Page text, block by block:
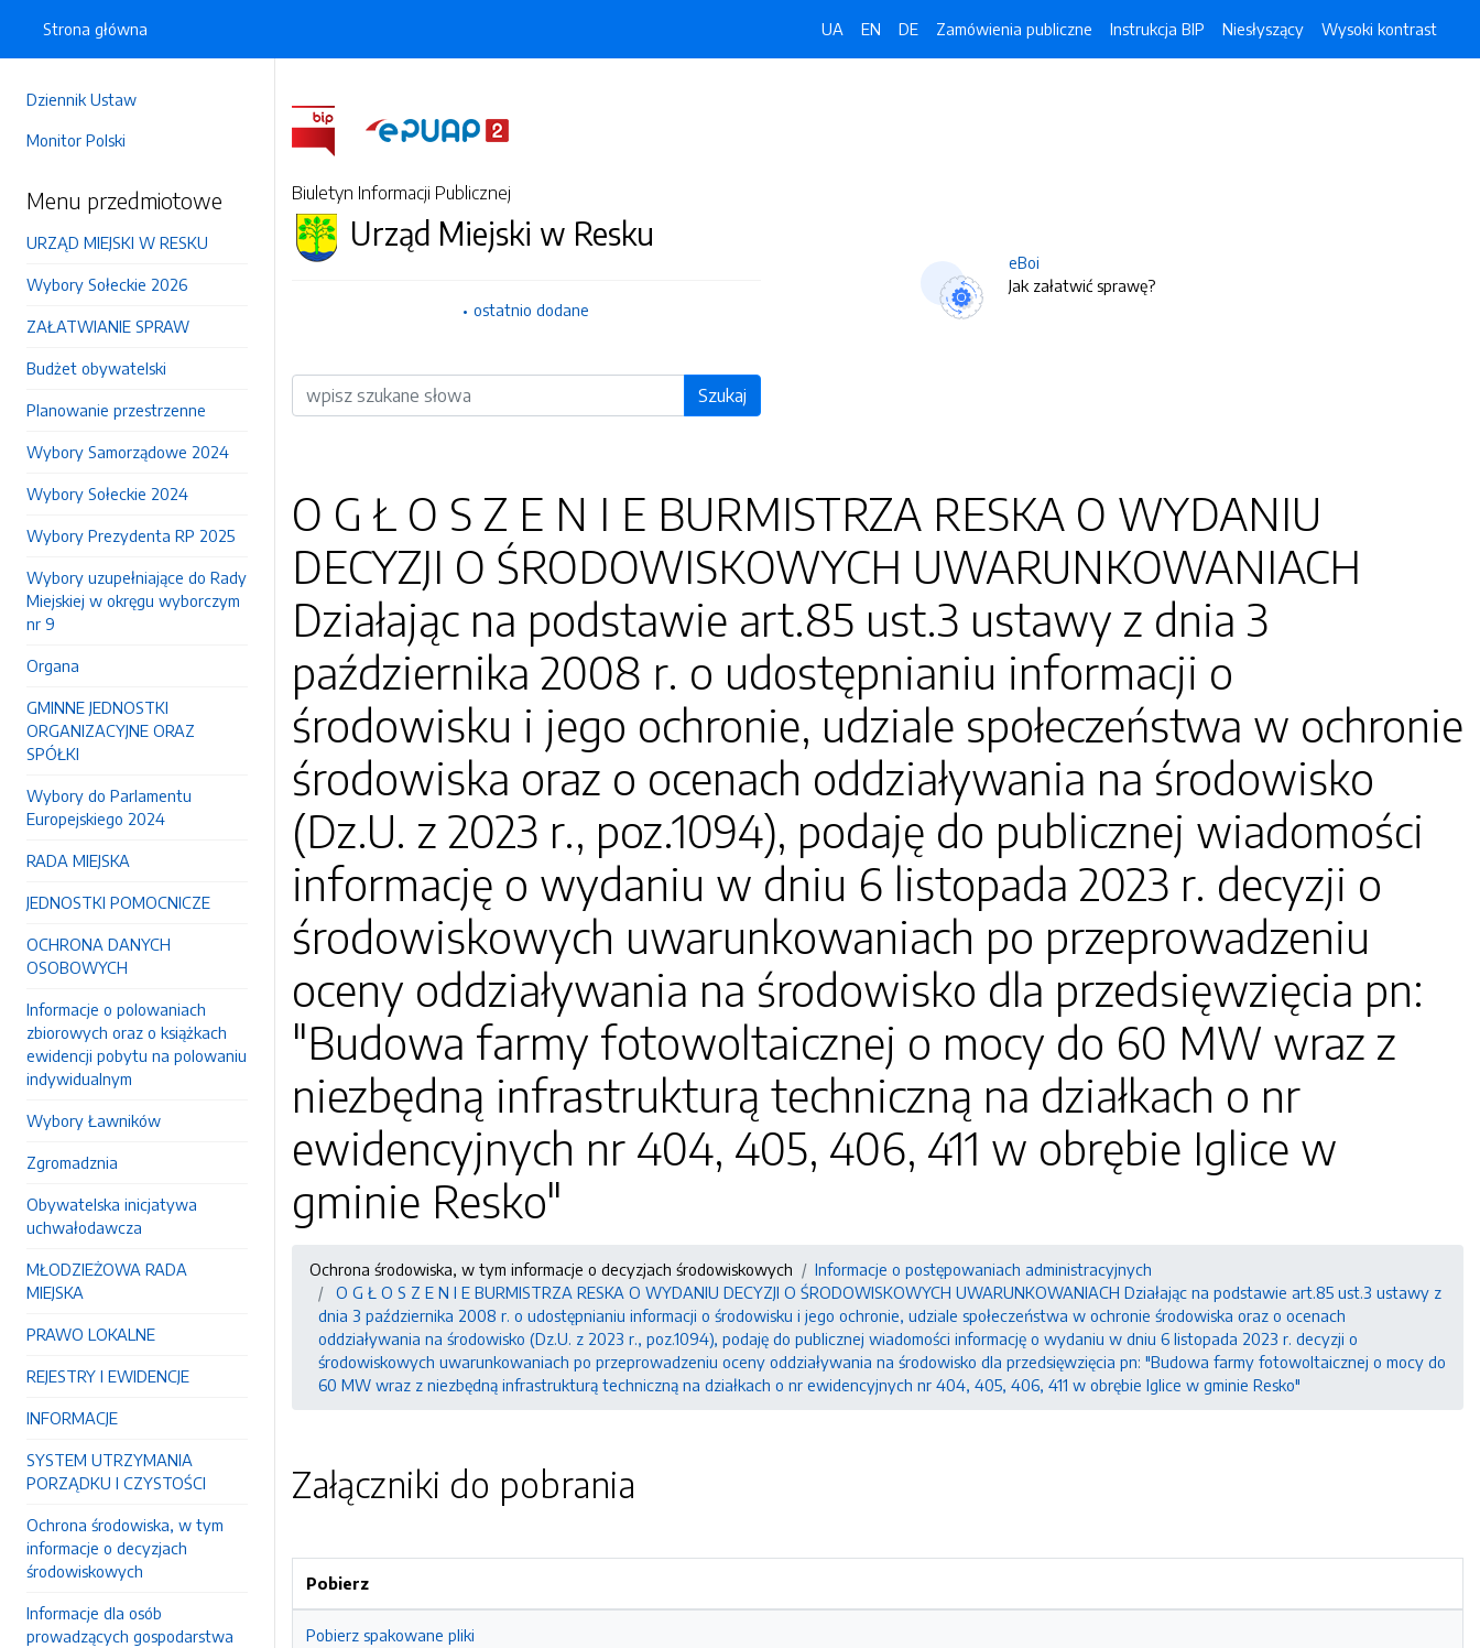
Dziennik Ustaw
Monitor Polski
Menu przedmiotowe
URZĄD MIEJSKI W RESKU
Wybory Sołeckie 2026
ZAŁATWIANIE SPRAW
Budżet obywatelski
Planowanie przestrzenne
Wybory Samorządowe 2024
Wybory Sołeckie 2024
Wybory Prezydenta RP 2025
Wybory uzupełniające do Rady
Miejskiej w okręgu wyborczym
nr 9
Organa
GMINNE JEDNOSTKI
ORGANIZACYJNE ORAZ
SPÓŁKI
Wybory do Parlamentu
Europejskiego 2024
RADA MIEJSKA
JEDNOSTKI POMOCNICZE
OCHRONA DANYCH
OSOBOWYCH
Informacje o polowaniach
zbiorowych oraz o książkach
ewidencji pobytu na polowaniu
indywidualnym
Wybory Ławników
Zgromadznia
Obywatelska inicjatywa
uchwałodawcza
MŁODZIEŻOWA RADA
MIEJSKA
PRAWO LOKALNE
REJESTRY I EWIDENCJE
INFORMACJE
SYSTEM UTRZYMANIA
PORZĄDKU I CZYSTOŚCI
Ochrona środowiska, w tym
informacje o decyzjach
środowiskowych
Informacje dla osób
prowadzących gospodarstwa
Strona główna UA EN DE Zamówienia publiczne Instrukcja BIP Niesłyszący Wysoki kontrast
Biuletyn Informacji Publicznej
Urząd Miejski w Resku
ostatnio dodane
Wyszukiwarka Szukaj
eBoi
Jak załatwić sprawę?
O G Ł O S Z E N I E BURMISTRZA RESKA O WYDANIU
DECYZJI O ŚRODOWISKOWYCH UWARUNKOWANIACH
Działając na podstawie art.85 ust.3 ustawy z dnia 3
października 2008 r. o udostępnianiu informacji o
środowisku i jego ochronie, udziale społeczeństwa w ochronie
środowiska oraz o ocenach oddziaływania na środowisko
(Dz.U. z 2023 r., poz.1094), podaję do publicznej wiadomości
informację o wydaniu w dniu 6 listopada 2023 r. decyzji o
środowiskowych uwarunkowaniach po przeprowadzeniu
oceny oddziaływania na środowisko dla przedsięwzięcia pn:
"Budowa farmy fotowoltaicznej o mocy do 60 MW wraz z
niezbędną infrastrukturą techniczną na działkach o nr
ewidencyjnych nr 404, 405, 406, 411 w obrębie Iglice w
gminie Resko"
Ochrona środowiska, w tym informacje o decyzjach środowiskowych
Informacje o postępowaniach administracyjnych
O G Ł O S Z E N I E BURMISTRZA RESKA O WYDANIU DECYZJI O ŚRODOWISKOWYCH UWARUNKOWANIACH Działając na podstawie art.85 ust.3 ustawy z
dnia 3 października 2008 r. o udostępnianiu informacji o środowisku i jego ochronie, udziale społeczeństwa w ochronie środowiska oraz o ocenach
oddziaływania na środowisko (Dz.U. z 2023 r., poz.1094), podaję do publicznej wiadomości informację o wydaniu w dniu 6 listopada 2023 r. decyzji o
środowiskowych uwarunkowaniach po przeprowadzeniu oceny oddziaływania na środowisko dla przedsięwzięcia pn: "Budowa farmy fotowoltaicznej o mocy do
60 MW wraz z niezbędną infrastrukturą techniczną na działkach o nr ewidencyjnych nr 404, 405, 406, 411 w obrębie Iglice w gminie Resko"
Załączniki do pobrania
Pobierz
Pobierz spakowane pliki